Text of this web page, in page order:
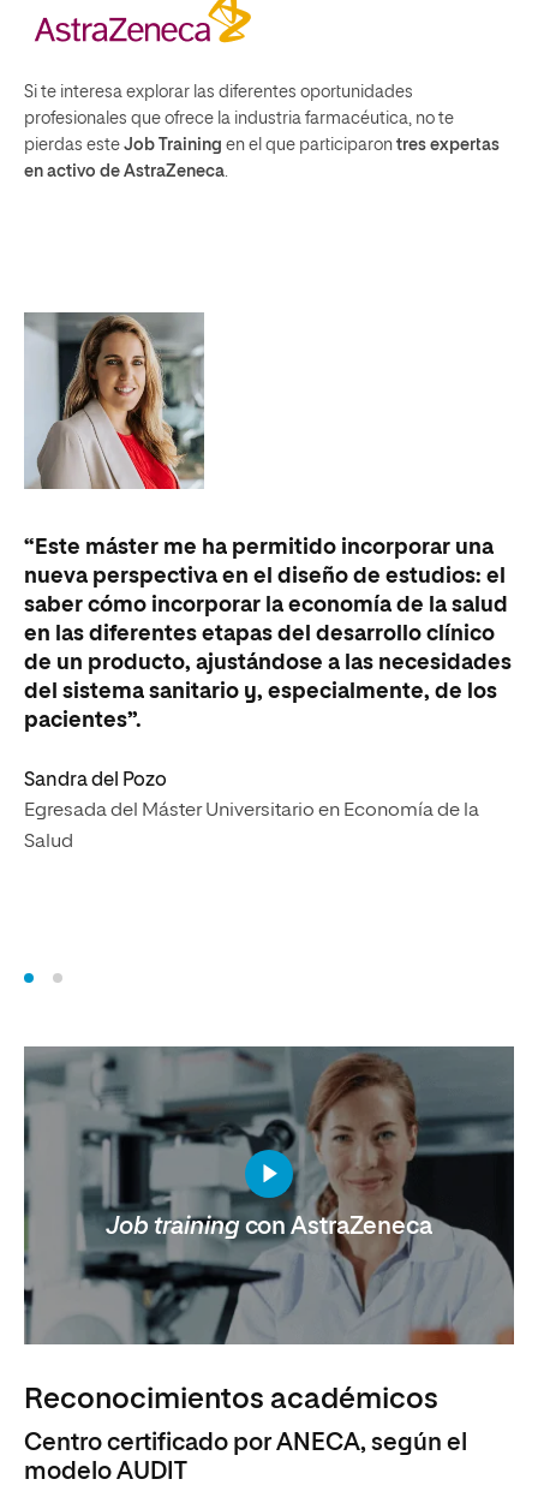
Si te interesa explorar las diferentes oportunidades
profesionales que ofrece la industria farmacéutica, no te
pierdas este Job Training en el que participaron tres expertas
en activo de AstraZeneca
“Este máster me ha permitido incorporar una
nueva perspectiva en el diseño de estudios: el
saber cómo incorporar la economía de la salud
en las diferentes etapas del desarrollo clínico
de un producto, ajustándose a las necesidades
del sistema sanitario y, especialmente, de los
pacientes”.
Sandra del Pozo
Egresada del Máster Universitario en Economía de la
Salud
Job trainingcon AstraZeneca
Reconocimientos académicos
Centro certificado por ANECA, según el
modelo AUDIT